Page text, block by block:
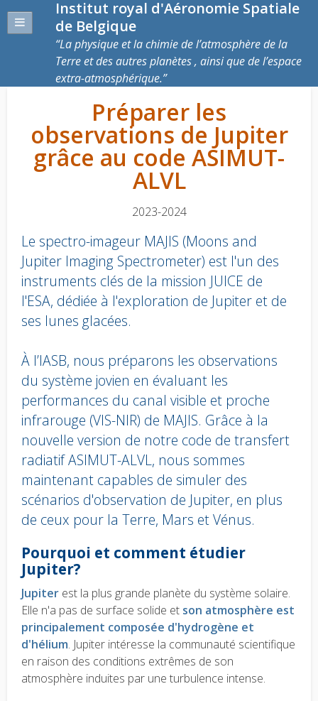
Institut royal d'Aéronomie Spatiale
de Belgique
La physique et la chimie de l’atmosphère de la
Terre et des autres planètes , ainsi que de l’espace
extra-atmosphérique.
Préparer les
observations de Jupiter
grâce au code ASIMUT-
ALVL
2023-2024
Le spectro-imageur MAJIS (Moons and
Jupiter Imaging Spectrometer) est l'un des
instruments clés de la mission JUICE de
l'ESA, dédiée à l'exploration de Jupiter et de
ses lunes glacées.
À l’IASB, nous préparons les observations
du système jovien en évaluant les
performances du canal visible et proche
infrarouge (VIS-NIR) de MAJIS. Grâce à la
nouvelle version de notre code de transfert
radiatif ASIMUT-ALVL, nous sommes
maintenant capables de simuler des
scénarios d'observation de Jupiter, en plus
de ceux pour la Terre, Mars et Vénus.
Body
text
Pourquoi et comment étudier
Jupiter?
Jupiter est la plus grande planète du système solaire.
Elle n'a pas de surface solide et son atmosphère est
principalement composée d'hydrogène et
d'hélium. Jupiter intéresse la communauté scientifique
en raison des conditions extrêmes de son
atmosphère induites par une turbulence intense.